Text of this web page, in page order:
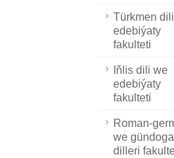
Türkmen
edebiýaty
fakulteti
Iňlis dili we
edebiýaty
fakulteti
Roman-
we
dilleri